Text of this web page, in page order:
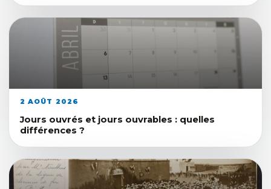
2 AOÛT 2026
Jours ouvrés et jours ouvrables : quelles
différences ?